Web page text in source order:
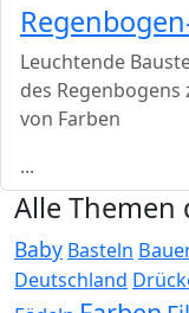
Leuchtende
des
von Farben
...
Alle
Baby Basteln
Deutschland